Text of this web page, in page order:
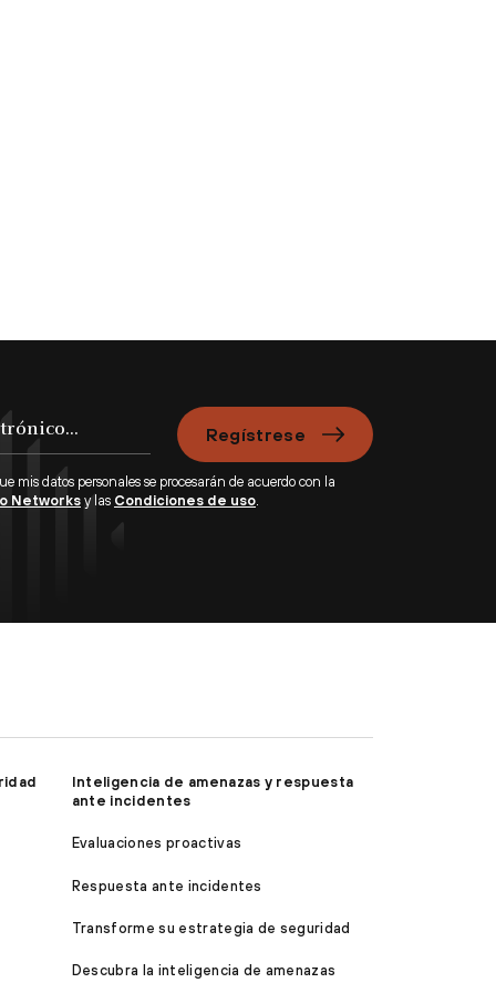
Regístrese
mis datos personales se procesarán de acuerdo con la
Networks y las Condiciones de uso.
Inteligencia de amenazas y respuesta
ante incidentes
Evaluaciones proactivas
Respuesta ante incidentes
Transforme su estrategia de seguridad
Descubra la inteligencia de amenazas